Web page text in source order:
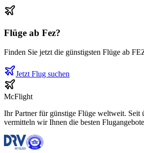
Flüge ab Fez?
Finden Sie jetzt die günstigsten Flüge ab
Jetzt Flug suchen
McFlight
Ihr Partner für günstige Flüge weltweit. Seit
vermitteln wir Ihnen die besten